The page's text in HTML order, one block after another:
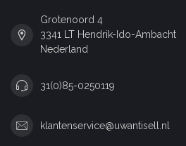
Grotenoord 4
3341 LT Hendrik-Ido-Ambacht
Nederland
31(0)85-0250119
klantenservice@uwantisell.nl